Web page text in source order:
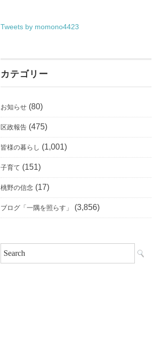
Tweets by momono4423
カテゴリー
お知らせ (80)
区政報告 (475)
皆様の暮らし (1,001)
子育て (151)
桃野の信念 (17)
ブログ「一隅を照らす」 (3,856)